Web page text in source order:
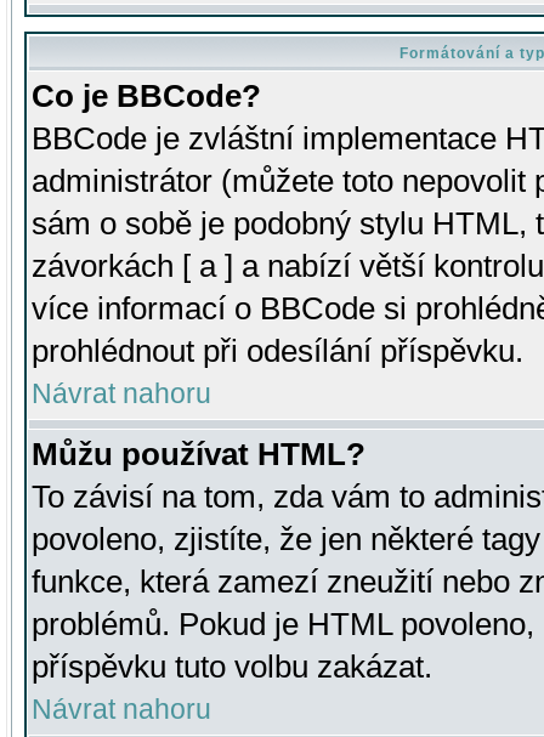
Formátování a
Co je BBCode?
BBCode je zvláštní implementace
administrátor (můžete toto
sám o sobě je podobný stylu HTML,
závorkách [ a ] a nabízí větší
více informací o BBCode si
prohlédnout při odesílání příspěvku.
Návrat nahoru
Můžu používat HTML?
To závisí na tom, zda vám to
povoleno, zjistíte, že jen některé
funkce, která zamezí zneužití nebo
problémů. Pokud je HTML
příspěvku tuto volbu zakázat.
Návrat nahoru